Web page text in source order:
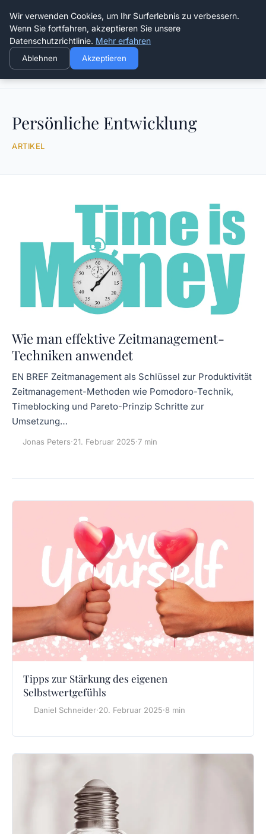
Die Schnitter
Persönliche Entwicklung
ARTIKEL
Wie man effektive Zeitmanagement-
Techniken anwendet
EN BREF Zeitmanagement als Schlüssel zur Produktivität
Zeitmanagement-Methoden wie Pomodoro-Technik,
Timeblocking und Pareto-Prinzip Schritte zur
Umsetzung…
Jonas Peters·21. Februar 2025·7 min
Tipps zur Stärkung des eigenen
Selbstwertgefühls
Daniel Schneider·20. Februar 2025·8 min
Wir verwenden Cookies, um Ihr Surferlebnis zu verbessern.
Wenn Sie fortfahren, akzeptieren Sie unsere
Datenschutzrichtlinie. Mehr erfahren
Ablehnen Akzeptieren